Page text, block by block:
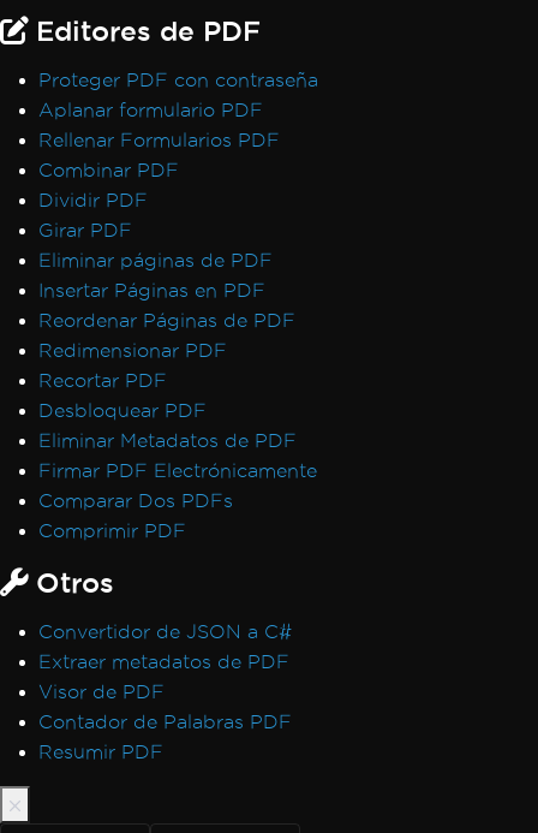
Win32Exception
Caracteres no ASCII en la ruta del archivo
Inicialización de Vulkan/ANGLE en Docker
AccessViolationException después de
InsertPdf con encabezados/pies de página
HTML
Fallo de ReadyToRun FailFast
Rendering & Layout
Bootstrap / Flex / CSS
Pixel Perfect HTML Formatting
CSS Page Breaks
CSS @page Rules vs RenderingOptions
Initializing RenderingOptions Correctly
Headers/Footers and Page Breaks
MaxHeight in Headers and Footers
Chunked Headers and Footers
Header and Content Misalignment
Default Placeholders
Resize, Extend, Transform
PDF Differs from Chrome Print Preview
IronPdf.UpdatedChrome Rendering
PDF/UA Renders Gray Background
IronPDF - _blank hyperlinks in a PDF open
Editores de PDF
Proteger PDF con contraseña
Aplanar formulario PDF
Rellenar Formularios PDF
Combinar PDF
Dividir PDF
Girar PDF
Eliminar páginas de PDF
Insertar Páginas en PDF
Reordenar Páginas de PDF
Redimensionar PDF
Recortar PDF
Desbloquear PDF
Eliminar Metadatos de PDF
Firmar PDF Electrónicamente
Comparar Dos PDFs
Comprimir PDF
Otros
Convertidor de JSON a C#
Extraer metadatos de PDF
Visor de PDF
Contador de Palabras PDF
Resumir PDF